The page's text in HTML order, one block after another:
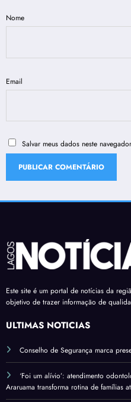
Nome
Email
Salvar meus dados neste
Este site é um portal de notícias da
objetivo de trazer informação de
ÚLTIMAS NOTÍCIAS
Conselho de Segurança marca
‘Foi um alívio’: atendimento
Araruama transforma rotina de famílias